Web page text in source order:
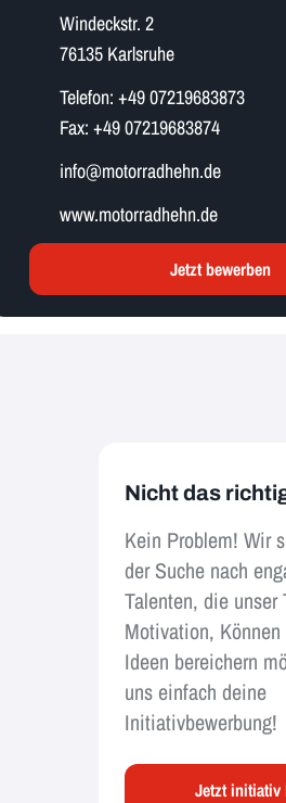
Windeckstr. 2
76135 Karlsruhe
Telefon: +49 07219683873
Fax: +49 07219683874
i​n​f​o​@motorradhehn.de
www.motorradhehn.de
Jetzt bewerben
Nicht das
Kein Problem! Wir
der Suche nach
Talenten, die unser
Motivation,
Ideen bereichern
uns einfach deine
Initiativbewerbung!
Jetzt initiativ